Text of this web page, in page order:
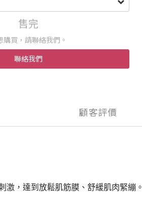
售完
購買，請聯絡我們。
聯絡我們
顧客評價
激，達到放鬆肌筋膜、舒緩肌肉緊繃。